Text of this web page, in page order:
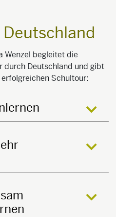
Wenzel begleitet die
durch Deutschland und gibt
Schultour: